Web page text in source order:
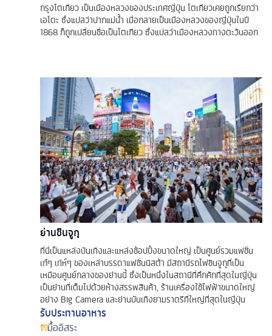
กรุงโตเกียว เป็นเมืองหลวงของประเทศญี่ปุ่น โตเกียวเคยถูกเรียกว่า
เอโดะ ซึ่งแปลว่าปากแม่น้ำ เมื่อกลายเป็นเมืองหลวงของญี่ปุ่นในปี
1868 ก็ถูกเปลี่ยนชื่อเป็นโตเกียว ซึ่งแปลว่าเมืองหลวงทางตะวันออก
ย่านชินจูกุ
ที่นี่เป็นแหล่งบันเทิงและแหล่งช้อปปิ้งขนาดใหญ่ เป็นศูนย์รวมแฟชั่น
เก๋ๆ เท่ห์ๆ ของเหล่าบรรดาแฟชั่นนิสต้า มีสถานีรถไฟชินจูกุที่เป็น
เหมือนศูนย์กลางของย่านนี้ ซึ่งเป็นหนึ่งในสถานีที่คึกคักที่สุดในญี่ปุ่น
เป็นย่านที่เต็มไปด้วยห้างสรรพสินค้า, ร้านเครื่องใช้ไฟฟ้าขนาดใหญ่
อย่าง Big Camera และย่านบันเทิงยามราตรีที่ใหญ่ที่สุดในญี่ปุ่น
รับประทานอาหาร
มื้ออิสระ